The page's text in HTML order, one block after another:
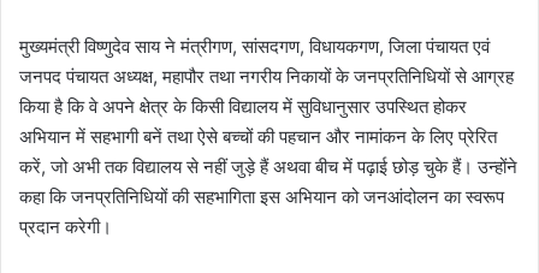
मुख्यमंत्री विष्णुदेव साय ने मंत्रीगण, सांसदगण, विधायकगण, जिला पंचायत एवं
जनपद पंचायत अध्यक्ष, महापौर तथा नगरीय निकायों के जनप्रतिनिधियों से आग्रह
किया है कि वे अपने क्षेत्र के किसी विद्यालय में सुविधानुसार उपस्थित होकर
अभियान में सहभागी बनें तथा ऐसे बच्चों की पहचान और नामांकन के लिए प्रेरित
करें, जो अभी तक विद्यालय से नहीं जुड़े हैं अथवा बीच में पढ़ाई छोड़ चुके हैं। उन्होंने
कहा कि जनप्रतिनिधियों की सहभागिता इस अभियान को जनआंदोलन का स्वरूप
प्रदान करेगी।